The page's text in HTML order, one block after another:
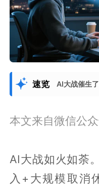
速览 AI大战催生
本文来自微信公众
AI大战如火如荼
入+大规模取消